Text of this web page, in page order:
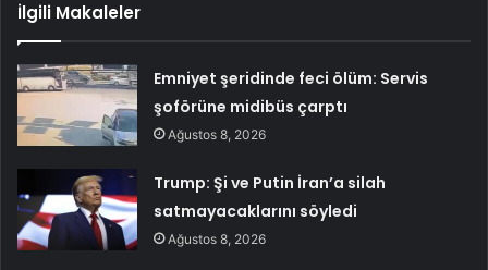
İlgili Makaleler
Emniyet şeridinde feci ölüm: Servis
şoförüne midibüs çarptı
Ağustos 8, 2026
Trump: Şi ve Putin İran’a silah
satmayacaklarını söyledi
Ağustos 8, 2026